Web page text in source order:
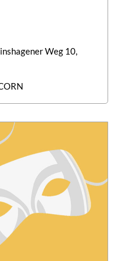
Weg 10,